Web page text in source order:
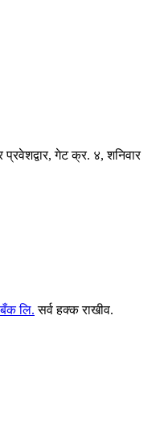
गेट क्र. ४, शनिवार
लि. सर्व हक्क राखीव.